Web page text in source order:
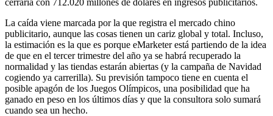
cerraría con 712.020 millones de dólares en ingresos publicitarios.
La caída viene marcada por la que registra el mercado chino
publicitario, aunque las cosas tienen un cariz global y total. Incluso,
la estimación es la que es porque eMarketer está partiendo de la idea
de que en el tercer trimestre del año ya se habrá recuperado la
normalidad y las tiendas estarán abiertas (y la campaña de Navidad
cogiendo ya carrerilla). Su previsión tampoco tiene en cuenta el
posible apagón de los Juegos Olímpicos, una posibilidad que ha
ganado en peso en los últimos días y que la consultora solo sumará
cuando sea un hecho.